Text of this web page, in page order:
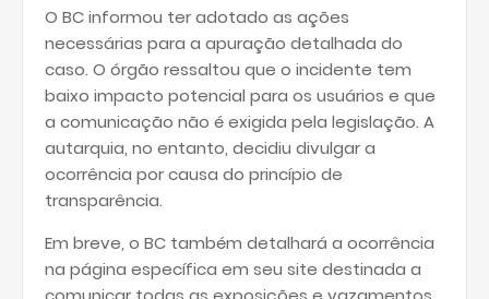
O BC informou ter adotado as ações
necessárias para a apuração detalhada do
caso. O órgão ressaltou que o incidente tem
baixo impacto potencial para os usuários e que
a comunicação não é exigida pela legislação. A
autarquia, no entanto, decidiu divulgar a
ocorrência por causa do princípio de
transparência.
Em breve, o BC também detalhará a ocorrência
na página específica em seu site destinada a